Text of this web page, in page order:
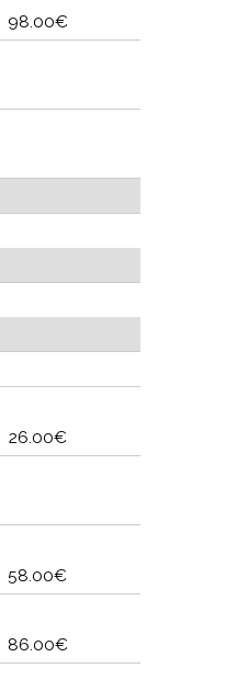
98.00€
26.00€
58.00€
86.00€